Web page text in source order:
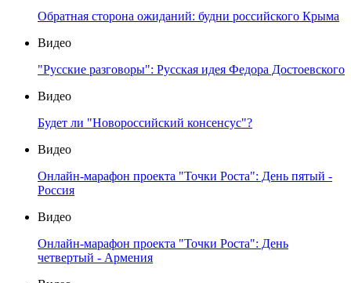
Обратная сторона ожиданий: будни российского Крыма
Видео
"Русские разговоры": Русская идея Федора Достоевского
Видео
Будет ли "Новороссийский консенсус"?
Видео
Онлайн-марафон проекта "Точки Роста": День пятый -
Россия
Видео
Онлайн-марафон проекта "Точки Роста": День
четвертый - Армения